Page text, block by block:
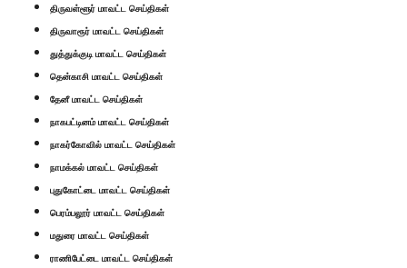
திருவள்ளூர் மாவட்ட செய்திகள்
திருவாரூர் மாவட்ட செய்திகள்
துத்துக்குடி மாவட்ட செய்திகள்
தென்காசி மாவட்ட செய்திகள்
தேனீ மாவட்ட செய்திகள்
நாகபட்டினம் மாவட்ட செய்திகள்
நாகர்கோவில் மாவட்ட செய்திகள்
நாமக்கல் மாவட்ட செய்திகள்
புதுகோட்டை மாவட்ட செய்திகள்
பெரம்பலூர் மாவட்ட செய்திகள்
மதுரை மாவட்ட செய்திகள்
ராணிபேட்டை மாவட்ட செய்திகள்